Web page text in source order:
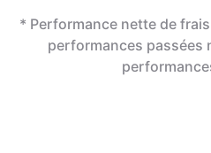
* Performance nette de
performances passées